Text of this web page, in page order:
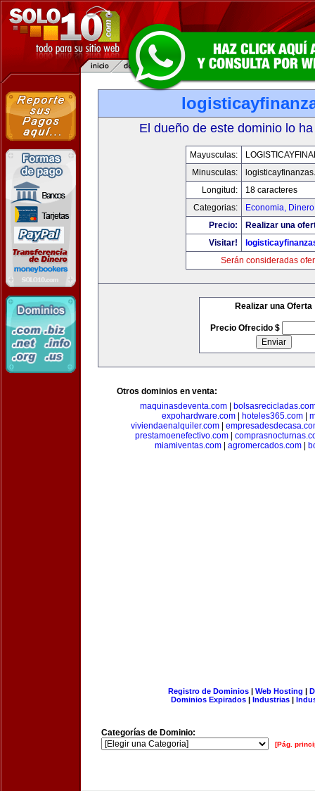
El dueño de este dominio lo
Mayusculas:
Minusculas:
Longitud:
18 caracteres
Categorias:
Economia,
Precio:
Realizar una
Visitar!
Serán consideradas
Realizar una Oferta
Precio Ofrecido $
Otros dominios en venta:
maquinasdeventa.com
expohardware.com| hoteles365.com|
viviendaenalquiler.com|
prestamoenefectivo.com
miamiventas.com
agromercados.com
Registro de Dominios| Web Hosting |
Dominios Expirados | Industrias |
Categorías de Dominio:
[Pág.